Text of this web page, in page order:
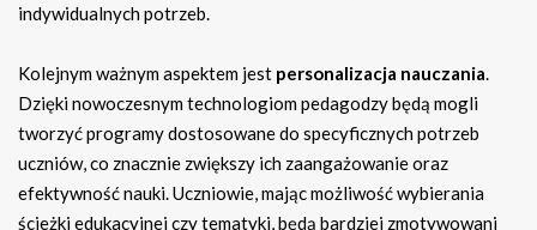
indywidualnych potrzeb.
Kolejnym ważnym aspektem jest personalizacja nauczania.
Dzięki nowoczesnym technologiom pedagodzy będą mogli
tworzyć programy dostosowane do specyficznych potrzeb
uczniów, co znacznie zwiększy ich zaangażowanie oraz
efektywność nauki. Uczniowie, mając możliwość wybierania
ścieżki edukacyjnej czy tematyki, będą bardziej zmotywowani